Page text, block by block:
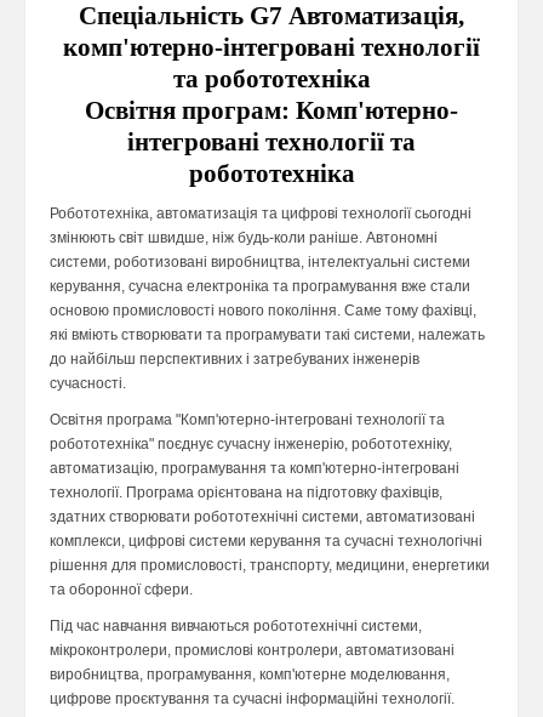
Спеціальність G7 Автоматизація,
комп'ютерно-інтегровані технології
та робототехніка
Освітня програм: Комп'ютерно-
інтегровані технології та
робототехніка
Робототехніка, автоматизація та цифрові технології сьогодні
змінюють світ швидше, ніж будь-коли раніше. Автономні
системи, роботизовані виробництва, інтелектуальні системи
керування, сучасна електроніка та програмування вже стали
основою промисловості нового покоління. Саме тому фахівці,
які вміють створювати та програмувати такі системи, належать
до найбільш перспективних і затребуваних інженерів
сучасності.
Освітня програма "Комп'ютерно-інтегровані технології та
робототехніка" поєднує сучасну інженерію, робототехніку,
автоматизацію, програмування та комп'ютерно-інтегровані
технології. Програма орієнтована на підготовку фахівців,
здатних створювати робототехнічні системи, автоматизовані
комплекси, цифрові системи керування та сучасні технологічні
рішення для промисловості, транспорту, медицини, енергетики
та оборонної сфери.
Під час навчання вивчаються робототехнічні системи,
мікроконтролери, промислові контролери, автоматизовані
виробництва, програмування, комп'ютерне моделювання,
цифрове проєктування та сучасні інформаційні технології.